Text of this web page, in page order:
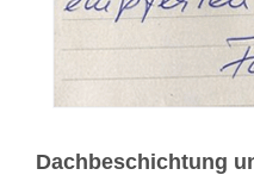
Dachbeschichtung